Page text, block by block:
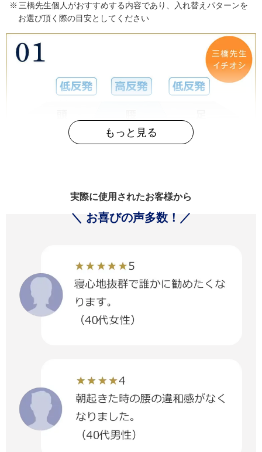
三橋先生個人がおすすめする内容であり、入れ替えパターンを
お選び頂く際の目安としてください
実際に使用されたお客様から
＼ お喜びの声多数！／